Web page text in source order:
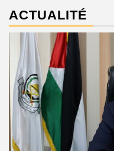
ACTUALITÉ